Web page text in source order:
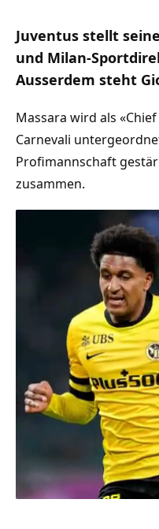
Juventus stellt
und Milan-
Ausserdem steht
Massara wird als
Carnevali
Profimannschaft
zusammen.